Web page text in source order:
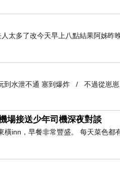
太多了改今天早上八點結果阿姊昨
到水泄不通 塞到爆炸 / 不過從崽
場接送少年司機深夜對談
inn，早餐非常豐盛。 每天菜色都